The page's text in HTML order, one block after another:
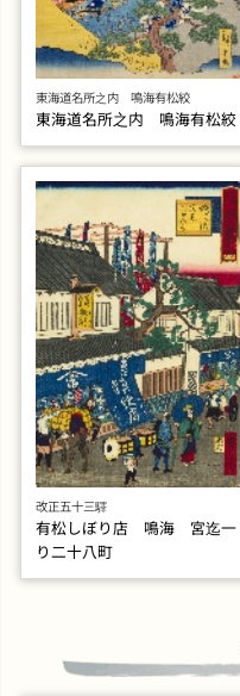
東海道名所之内 鳴海有松絞
東海道名所之内 鳴海有松絞
改正五十三驛
有松しぼり店 鳴海 宮迄一
り二十八町